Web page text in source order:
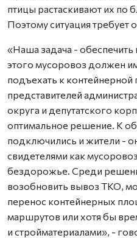
птицы растаскивают их по
Поэтому ситуация требует
«Наша задача -
этого мусоровоз должен
подъехать к
представителей
округа и депутатского
оптимальное решение. К
подключились и жители -
свидетелями как
бездорожье. Среди
возобновить вывоз ТКО,
перенос контейнерных
маршрутов или хотя бы
и стройматериалами», -